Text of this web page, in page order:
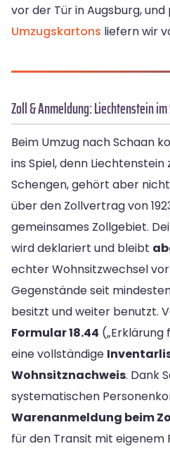
vor der Tür in Augsburg, und
Umzugskartons liefern wir
Zoll & Anmeldung: Liechtenstein
Beim Umzug nach Schaan
ins Spiel, denn Liechtenstein
Schengen, gehört aber
über den Zollvertrag von
gemeinsames Zollgebiet.
wird deklariert und bleibt
echter Wohnsitzwechsel
Gegenstände seit
besitzt und weiter benutzt.
Formular 18.44 („Erklärung
eine vollständige
Wohnsitznachweis. Dank
systematischen
Warenanmeldung beim
für den Transit mit eigenem